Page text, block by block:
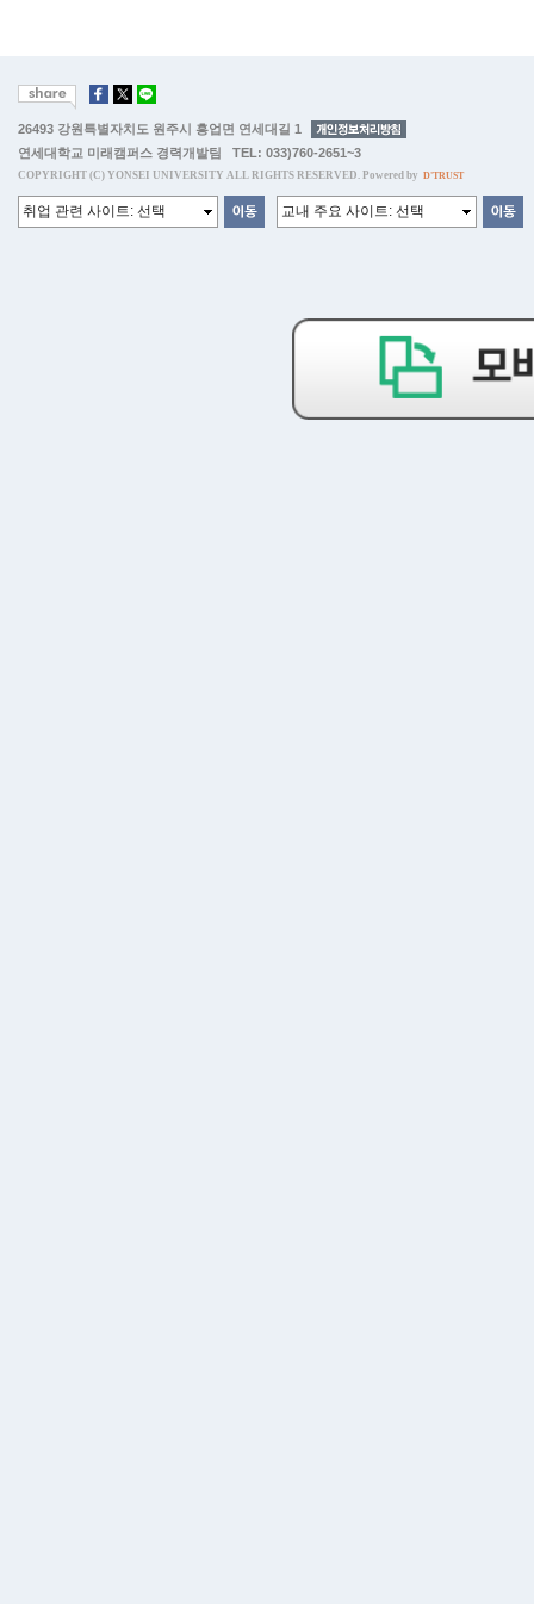
26493 강원특별자치도 원주시 흥업면 연세대길 1
연세대학교 미래캠퍼스 경력개발팀 TEL: 033)760-2651~3
COPYRIGHT (C) YONSEI UNIVERSITY ALL RIGHTS RESERVED. Powered by D'TRUST